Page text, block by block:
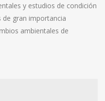
y estudios de condición
de gran importancia
ambientales de